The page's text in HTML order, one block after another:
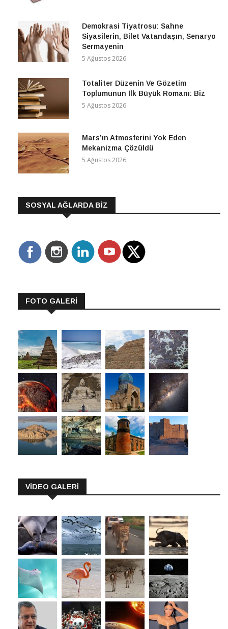
Siyasilerin, Bilet Vatandaşın, Senaryo
Sermayenin
5 Ağustos 2026
Toplumunun İlk Büyük Romanı: Biz
5 Ağustos 2026
Mekanizma Çözüldü
5 Ağustos 2026
FOTO GALERİ
VİDEO GALERİ